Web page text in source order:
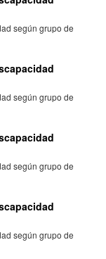
según grupo de
según grupo de
según grupo de
según grupo de